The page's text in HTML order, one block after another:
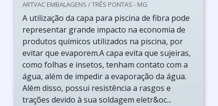
ARTVAC EMBALAGENS / TRÊS PONTAS - MG
A utilização da capa para piscina de fibra pode
representar grande impacto na economia de
produtos químicos utilizados na piscina, por
evitar que evaporem.A capa evita que sujeiras,
como folhas e insetos, tenham contato com a
água, além de impedir a evaporação da água.
Além disso, possui resistência a rasgos e
trações devido à sua soldagem eletr&oc...